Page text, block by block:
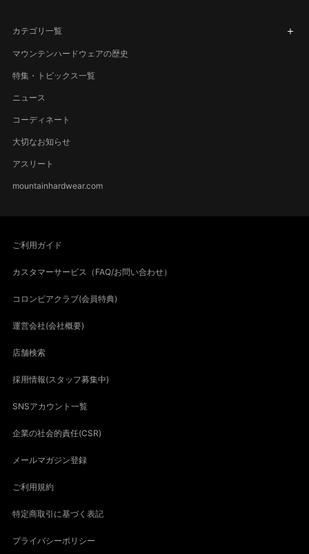
カテゴリ一覧
マウンテンハードウェアの歴史
特集・トピックス一覧
ニュース
コーディネート
大切なお知らせ
アスリート
mountainhardwear.com
ご利用ガイド
カスタマーサービス（FAQ/お問い合わせ）
コロンビアクラブ(会員特典)
運営会社(会社概要)
店舗検索
採用情報(スタッフ募集中)
SNSアカウント一覧
企業の社会的責任(CSR)
メールマガジン登録
ご利用規約
特定商取引に基づく表記
プライバシーポリシー